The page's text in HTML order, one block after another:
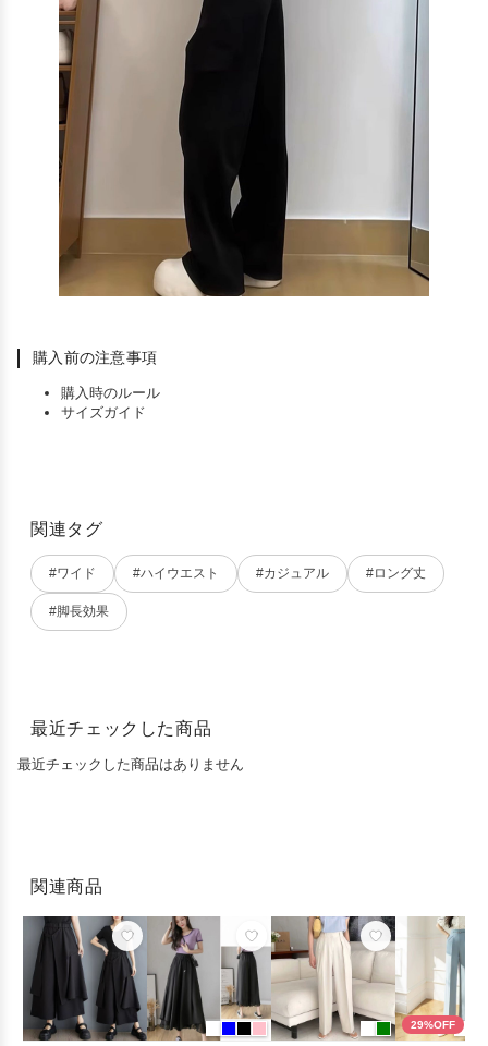
購入前の注意事項
購入時のルール
サイズガイド
関連タグ
#ワイド #ハイウエスト #カジュアル #ロング丈
#脚長効果
最近チェックした商品
最近チェックした商品はありません
関連商品
29%OFF